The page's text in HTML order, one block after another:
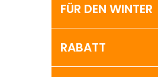
FÜR DEN WINTER
RABATT